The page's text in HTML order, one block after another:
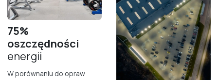
75%
oszczędności
energii
W porównaniu do opraw